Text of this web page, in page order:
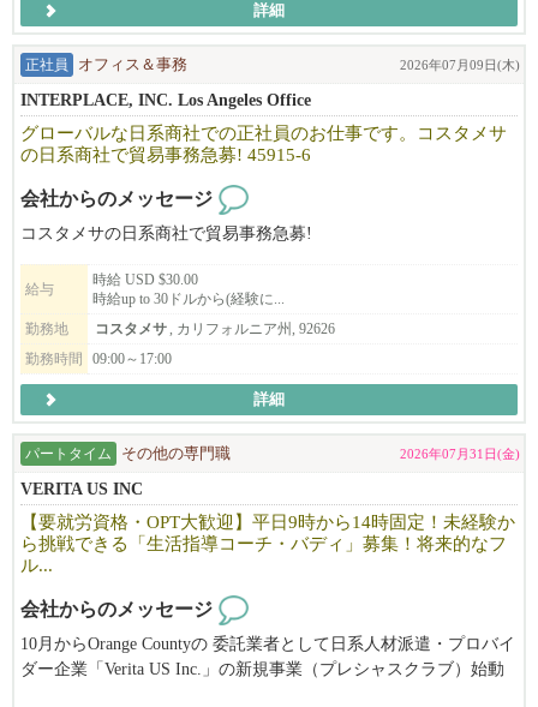
詳細
正社員 オフィス＆事務 2026年07月09日(木)
INTERPLACE, INC. Los Angeles Office
グローバルな日系商社での正社員のお仕事です。コスタメサ
の日系商社で貿易事務急募! 45915-6
会社からのメッセージ
コスタメサの日系商社で貿易事務急募!
給与
時給 USD $30.00
時給up to 30ドルから(経験に...
勤務地
コスタメサ
, カリフォルニア州, 92626
勤務時間
09:00～17:00
詳細
パートタイム その他の専門職 2026年07月31日(金)
VERITA US INC
【要就労資格・OPT大歓迎】平日9時から14時固定！未経験か
ら挑戦できる「生活指導コーチ・バディ」募集！将来的なフ
ル...
会社からのメッセージ
10月からOrange Countyの 委託業者として日系人材派遣・プロバイ
ダー企業「Verita US Inc.」の新規事業（プレシャスクラブ）始動